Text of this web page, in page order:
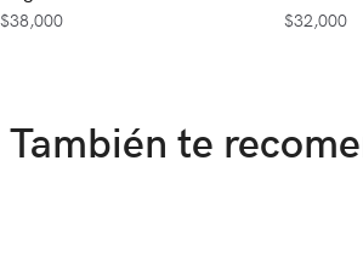
$38,000 $32,000
También te